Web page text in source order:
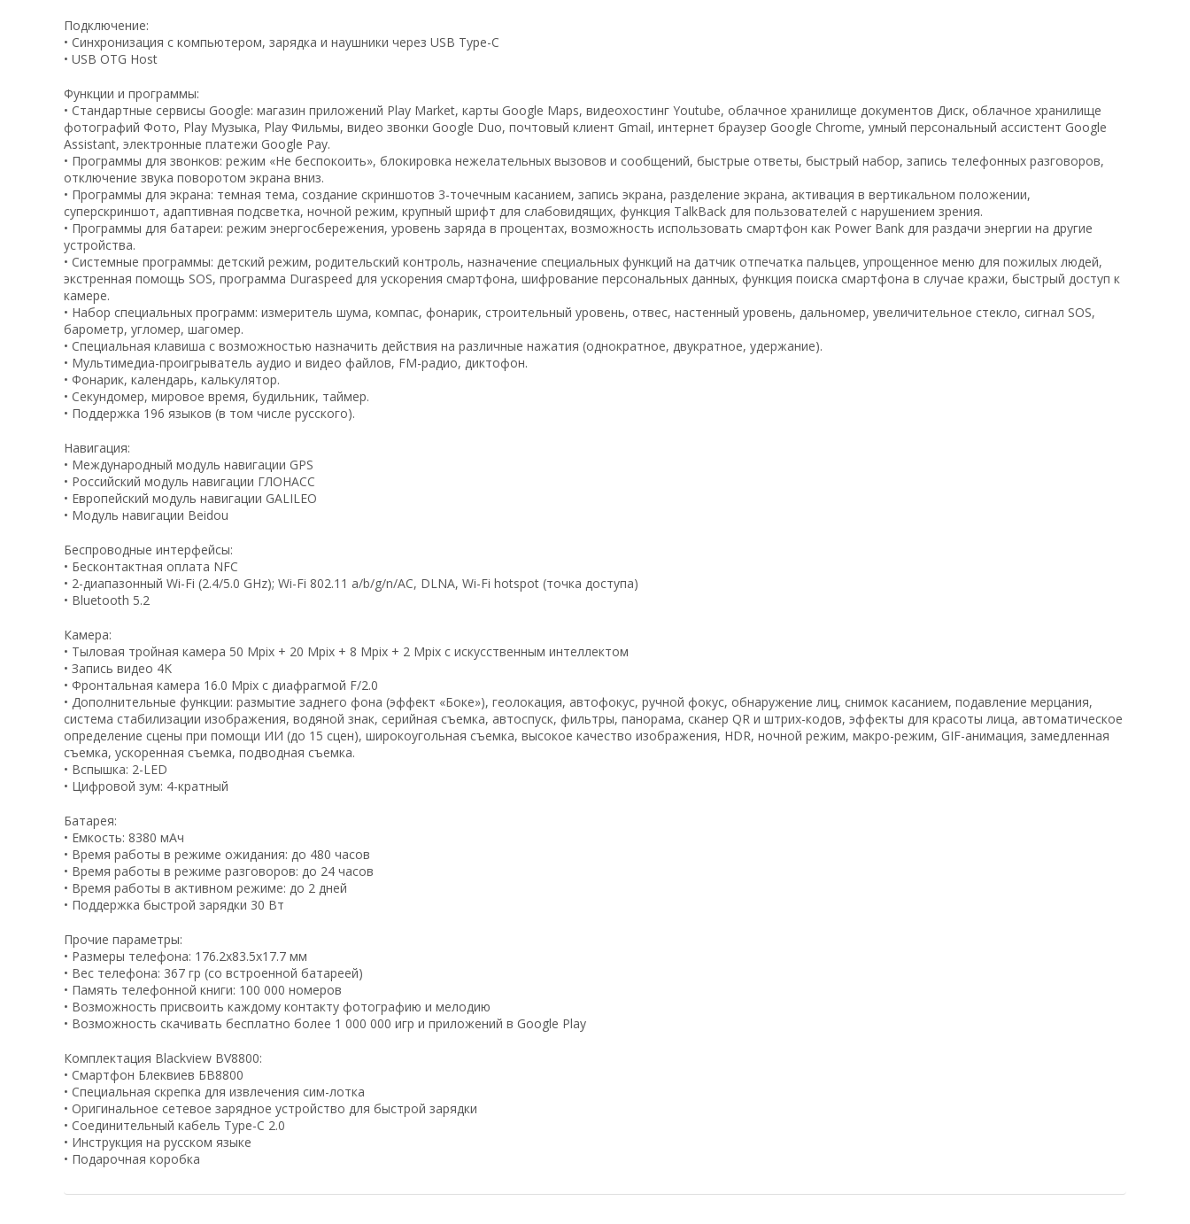
Подключение:
• Синхронизация с компьютером, зарядка и наушники через USB Type-C
• USB OTG Host
Функции и программы:
• Стандартные сервисы Google: магазин приложений Play Market, карты Google Maps, видеохостинг Youtube, облачное хранилище документов Диск, облачное хранилище
фотографий Фото, Play Музыка, Play Фильмы, видео звонки Google Duo, почтовый клиент Gmail, интернет браузер Google Chrome, умный персональный ассистент Google
Assistant, электронные платежи Google Pay.
• Программы для звонков: режим «Не беспокоить», блокировка нежелательных вызовов и сообщений, быстрые ответы, быстрый набор, запись телефонных разговоров,
отключение звука поворотом экрана вниз.
• Программы для экрана: темная тема, создание скриншотов 3-точечным касанием, запись экрана, разделение экрана, активация в вертикальном положении,
суперскриншот, адаптивная подсветка, ночной режим, крупный шрифт для слабовидящих, функция TalkBack для пользователей с нарушением зрения.
• Программы для батареи: режим энергосбережения, уровень заряда в процентах, возможность использовать смартфон как Power Bank для раздачи энергии на другие
устройства.
• Системные программы: детский режим, родительский контроль, назначение специальных функций на датчик отпечатка пальцев, упрощенное меню для пожилых людей,
экстренная помощь SOS, программа Duraspeed для ускорения смартфона, шифрование персональных данных, функция поиска смартфона в случае кражи, быстрый доступ к
камере.
• Набор специальных программ: измеритель шума, компас, фонарик, строительный уровень, отвес, настенный уровень, дальномер, увеличительное стекло, сигнал SOS,
барометр, угломер, шагомер.
• Специальная клавиша с возможностью назначить действия на различные нажатия (однократное, двукратное, удержание).
• Мультимедиа-проигрыватель аудио и видео файлов, FM-радио, диктофон.
• Фонарик, календарь, калькулятор.
• Секундомер, мировое время, будильник, таймер.
• Поддержка 196 языков (в том числе русского).
Навигация:
• Международный модуль навигации GPS
• Российский модуль навигации ГЛОНАСС
• Европейский модуль навигации GALILEO
• Модуль навигации Beidou
Беспроводные интерфейсы:
• Бесконтактная оплата NFC
• 2-диапазонный Wi-Fi (2.4/5.0 GHz); Wi-Fi 802.11 a/b/g/n/AC, DLNA, Wi-Fi hotspot (точка доступа)
• Bluetooth 5.2
Камера:
• Тыловая тройная камера 50 Mpix + 20 Mpix + 8 Mpix + 2 Mpix с искусственным интеллектом
• Запись видео 4K
• Фронтальная камера 16.0 Mpix с диафрагмой F/2.0
• Дополнительные функции: размытие заднего фона (эффект «Боке»), геолокация, автофокус, ручной фокус, обнаружение лиц, снимок касанием, подавление мерцания,
система стабилизации изображения, водяной знак, серийная съемка, автоспуск, фильтры, панорама, сканер QR и штрих-кодов, эффекты для красоты лица, автоматическое
определение сцены при помощи ИИ (до 15 сцен), широкоугольная съемка, высокое качество изображения, HDR, ночной режим, макро-режим, GIF-анимация, замедленная
съемка, ускоренная съемка, подводная съемка.
• Вспышка: 2-LED
• Цифровой зум: 4-кратный
Батарея:
• Емкость: 8380 мАч
• Время работы в режиме ожидания: до 480 часов
• Время работы в режиме разговоров: до 24 часов
• Время работы в активном режиме: до 2 дней
• Поддержка быстрой зарядки 30 Вт
Прочие параметры:
• Размеры телефона: 176.2x83.5x17.7 мм
• Вес телефона: 367 гр (со встроенной батареей)
• Память телефонной книги: 100 000 номеров
• Возможность присвоить каждому контакту фотографию и мелодию
• Возможность скачивать бесплатно более 1 000 000 игр и приложений в Google Play
Комплектация Blackview BV8800:
• Смартфон Блеквиев БВ8800
• Специальная скрепка для извлечения сим-лотка
• Оригинальное сетевое зарядное устройство для быстрой зарядки
• Соединительный кабель Type-C 2.0
• Инструкция на русском языке
• Подарочная коробка